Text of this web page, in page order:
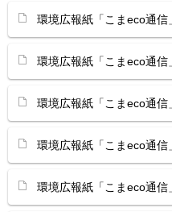
環境広報紙「こまeco通信
環境広報紙「こまeco通信
環境広報紙「こまeco通信
環境広報紙「こまeco通信
環境広報紙「こまeco通信